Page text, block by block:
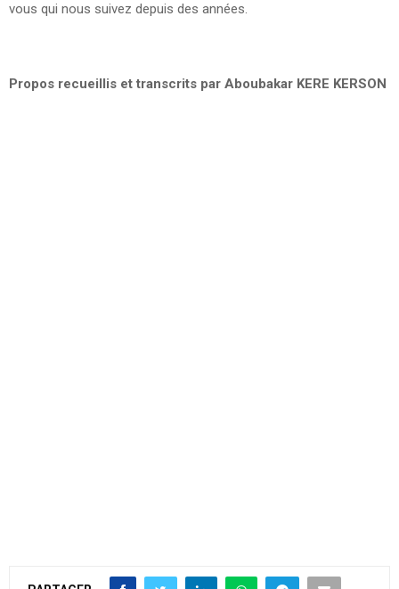
vous qui nous suivez depuis des années.
Propos recueillis et transcrits par Aboubakar KERE KERSON